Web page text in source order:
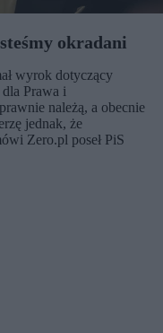
okradani
wyrok dotyczący
Prawa i
należą, a obecnie
jednak, że
Zero.pl poseł PiS